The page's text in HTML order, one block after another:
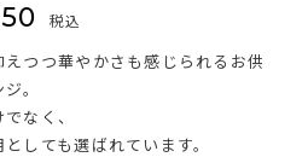
税込
えつつ華やかさも感じられるお供
。
なく、
しても選ばれています。